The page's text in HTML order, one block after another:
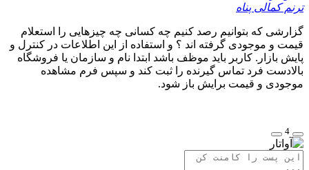
ترنم کمالی پناه
گزارشی که بتوانیم رصد کنیم چه کسانی چه چیزهایی را استعلام
قیمت و موجودی گرفته اند ؟ و استفاده از این اطلاعات در کنترل و
پایش بازار. کاربر باید موظف باشد ابتدا نام و سازمان یا فروشگاه
بالادست فرد تماس گیرنده را ثبت کند و سپس فرم مشاهده
موجودی و قیمت برایش باز شود.
4